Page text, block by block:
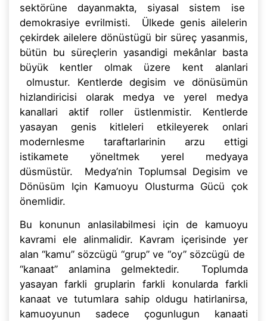
sektörüne dayanmakta, siyasal sistem ise
demokrasiye evrilmisti. Ülkede genis ailelerin
çekirdek ailelere dönüstügü bir süreç yasanmis,
bütün bu süreçlerin yasandigi mekânlar basta
büyük kentler olmak üzere kent alanlari
olmustur. Kentlerde degisim ve dönüsümün
hizlandiricisi olarak medya ve yerel medya
kanallari aktif roller üstlenmistir. Kentlerde
yasayan genis kitleleri etkileyerek onlari
modernlesme taraftarlarinin arzu ettigi
istikamete yöneltmek yerel medyaya
düsmüstür. Medya’nin Toplumsal Degisim ve
Dönüsüm Için Kamuoyu Olusturma Gücü çok
önemlidir.
Bu konunun anlasilabilmesi için de kamuoyu
kavrami ele alinmalidir. Kavram içerisinde yer
alan “kamu” sözcügü “grup” ve “oy” sözcügü de
“kanaat” anlamina gelmektedir. Toplumda
yasayan farkli gruplarin farkli konularda farkli
kanaat ve tutumlara sahip oldugu hatirlanirsa,
kamuoyunun sadece çogunlugun kanaati